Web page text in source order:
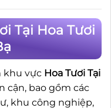
Tại Hoa Tươi
khu vực Hoa Tươi Tại
cận, bao gồm các
khu công nghiệp,